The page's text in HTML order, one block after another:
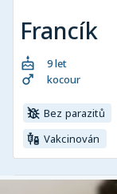
Francík
9 let
kocour
Bez parazitů
Vakcinován